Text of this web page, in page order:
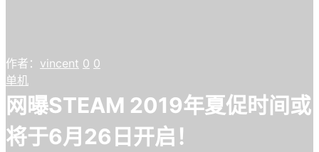
作者： vincent 0 0
单机
网曝STEAM 2019年夏促时间或
将于6月26日开启！